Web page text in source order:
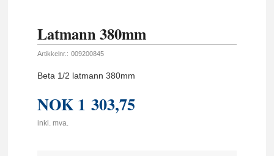
Latmann 380mm
Artikkelnr.: 009200845
Beta 1/2 latmann 380mm
NOK 1 303,75
inkl. mva.